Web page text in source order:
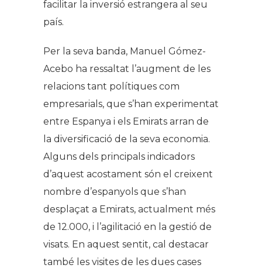
facilitar la inversió estrangera al seu
país.
Per la seva banda, Manuel Gómez-
Acebo ha ressaltat l’augment de les
relacions tant polítiques com
empresarials, que s’han experimentat
entre Espanya i els Emirats arran de
la diversificació de la seva economia.
Alguns dels principals indicadors
d’aquest acostament són el creixent
nombre d’espanyols que s’han
desplaçat a Emirats, actualment més
de 12.000, i l’agilitació en la gestió de
visats. En aquest sentit, cal destacar
també les visites de les dues cases